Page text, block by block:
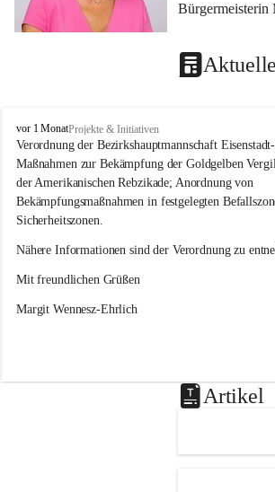
Bürgermeisterin
O
s
l
i
p
vor 1 MonatProjekte & Initiativen
Verordnung der Bezirkshauptmannschaft
Maßnahmen zur Bekämpfung der Goldgelben
der Amerikanischen Rebzikade; Anordnung von
Bekämpfungsmaßnahmen in festgelegten
Sicherheitszonen.
Nähere Informationen sind der Verordnung zu
Mit freundlichen Grüßen
Margit Wennesz-Ehrlich
Artikel